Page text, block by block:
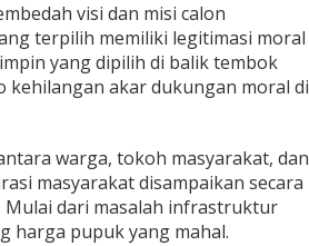
visi dan misi calon
terpilih memiliki legitimasi moral
yang dipilih di balik tembok
kehilangan akar dukungan moral di
warga, tokoh masyarakat, dan
masyarakat disampaikan secara
dari masalah infrastruktur
harga pupuk yang mahal.